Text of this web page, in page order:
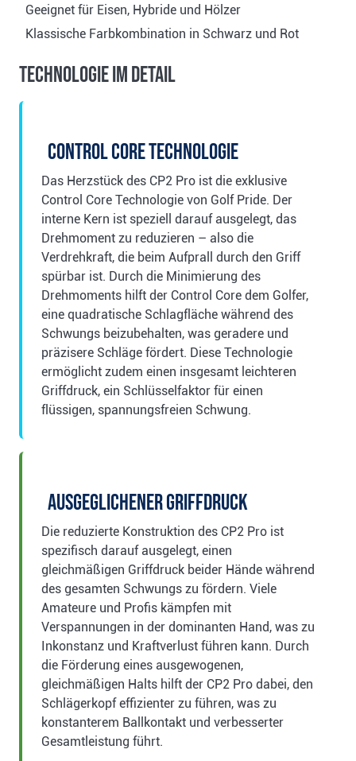
Geeignet für Eisen, Hybride und Hölzer
Klassische Farbkombination in Schwarz und Rot
Technologie im Detail
Control Core Technologie
Das Herzstück des CP2 Pro ist die exklusive
Control Core Technologie von Golf Pride. Der
interne Kern ist speziell darauf ausgelegt, das
Drehmoment zu reduzieren – also die
Verdrehkraft, die beim Aufprall durch den Griff
spürbar ist. Durch die Minimierung des
Drehmoments hilft der Control Core dem Golfer,
eine quadratische Schlagfläche während des
Schwungs beizubehalten, was geradere und
präzisere Schläge fördert. Diese Technologie
ermöglicht zudem einen insgesamt leichteren
Griffdruck, ein Schlüsselfaktor für einen
flüssigen, spannungsfreien Schwung.
Ausgeglichener Griffdruck
Die reduzierte Konstruktion des CP2 Pro ist
spezifisch darauf ausgelegt, einen
gleichmäßigen Griffdruck beider Hände während
des gesamten Schwungs zu fördern. Viele
Amateure und Profis kämpfen mit
Verspannungen in der dominanten Hand, was zu
Inkonstanz und Kraftverlust führen kann. Durch
die Förderung eines ausgewogenen,
gleichmäßigen Halts hilft der CP2 Pro dabei, den
Schlägerkopf effizienter zu führen, was zu
konstanterem Ballkontakt und verbesserter
Gesamtleistung führt.